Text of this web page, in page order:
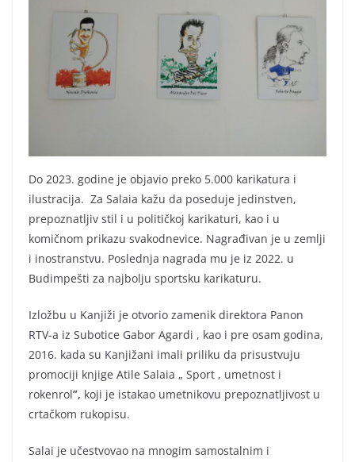
Do 2023. godine je objavio preko 5.000 karikatura i
ilustracija. Za Salaia kažu da poseduje jedinstven,
prepoznatljiv stil i u političkoj karikaturi, kao i u
komičnom prikazu svakodnevice. Nagrađivan je u zemlji
i inostranstvu. Poslednja nagrada mu je iz 2022. u
Budimpešti za najbolju sportsku karikaturu.
Izložbu u Kanjiži je otvorio zamenik direktora Panon
RTV-a iz Subotice Gabor Agardi , kao i pre osam godina,
2016. kada su Kanjižani imali priliku da prisustvuju
promociji knjige Atile Salaia „ Sport , umetnost i
rokenrol”, koji je istakao umetnikovu prepoznatljivost u
crtačkom rukopisu.
Salai je učestvovao na mnogim samostalnim i